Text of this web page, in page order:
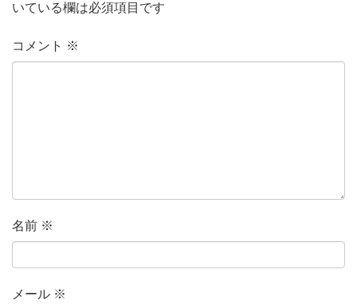
いている欄は必須項目です
コメント ※
名前 ※
メール ※